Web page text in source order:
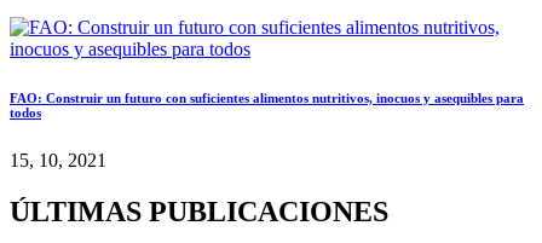
FAO: Construir un futuro con suficientes alimentos nutritivos, inocuos y asequibles para
todos
15, 10, 2021
ÚLTIMAS PUBLICACIONES